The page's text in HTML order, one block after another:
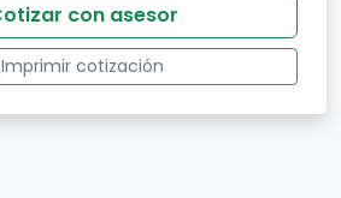
con asesor
Imprimir cotización